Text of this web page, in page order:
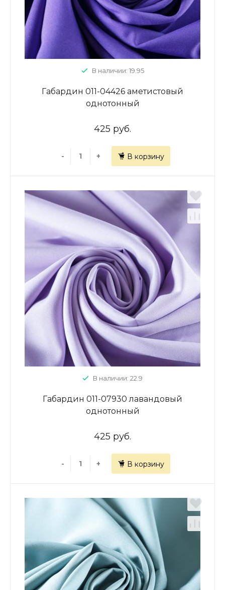
В наличии: 19.95
Габардин 011-04426 аметистовый
однотонный
425 руб.
- + В корзину
В наличии: 22.9
Габардин 011-07930 лавандовый
однотонный
425 руб.
- + В корзину